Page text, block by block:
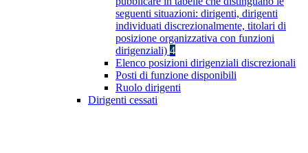
seguenti situazioni: dirigenti, dirigenti
individuati discrezionalmente, titolari di
posizione organizzativa con funzioni
dirigenziali) 4
Elenco posizioni dirigenziali discrezionali
Posti di funzione disponibili
Ruolo dirigenti
Dirigenti cessati